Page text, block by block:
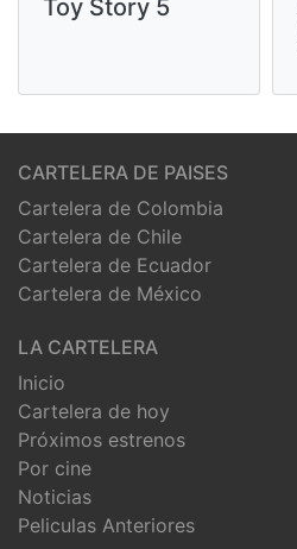
Toy Story 5
CARTELERA DE PAISES
Cartelera de Colombia
Cartelera de Chile
Cartelera de Ecuador
Cartelera de México
LA CARTELERA
Inicio
Cartelera de hoy
Próximos estrenos
Por cine
Noticias
Peliculas Anteriores